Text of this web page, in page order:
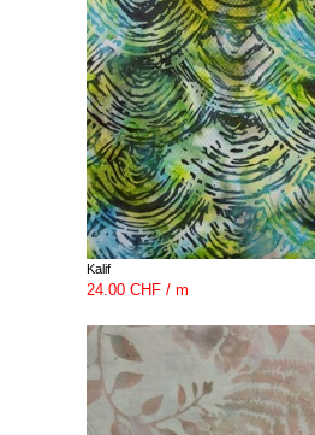
Kalif
24.00 CHF / m